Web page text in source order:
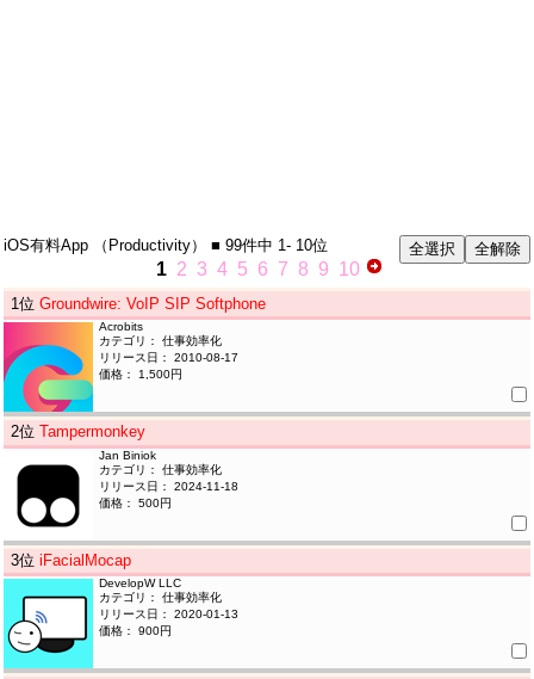
iOS有料App （Productivity） ■ 99件中 1- 10位
1 2 3 4 5 6 7 8 9 10
1位Groundwire: VoIP SIP Softphone
Acrobits
カテゴリ： 仕事効率化
リリース日： 2010-08-17
価格： 1,500円
2位Tampermonkey
Jan Biniok
カテゴリ： 仕事効率化
リリース日： 2024-11-18
価格： 500円
3位iFacialMocap
DevelopW LLC
カテゴリ： 仕事効率化
リリース日： 2020-01-13
価格： 900円